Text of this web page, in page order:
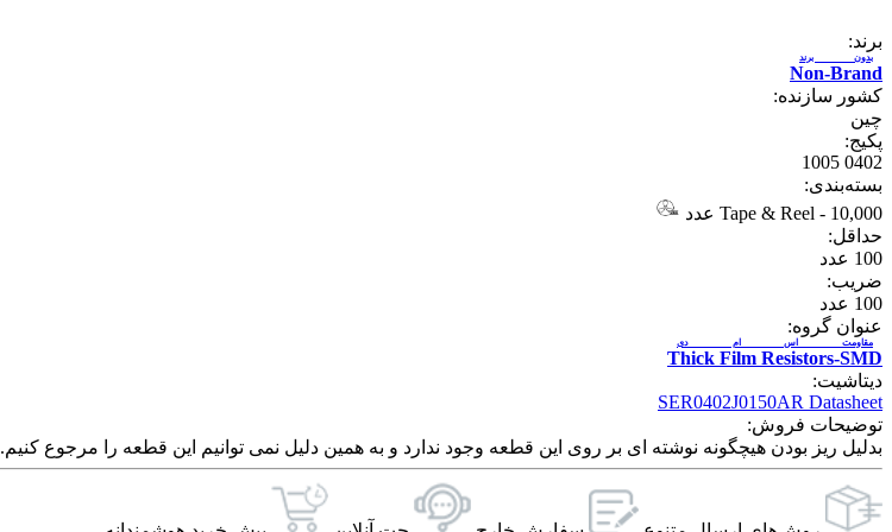
برند:
Non-Brand
بدون برند
کشور سازنده:
چین
پکیج:
0402 1005
بسته‌بندی:
Tape & Reel - 10,000 عدد
حداقل:
100 عدد
ضریب:
100 عدد
عنوان گروه:
Thick Film Resistors-SMD
مقاومت اس ام دی
دیتاشیت:
SER0402J0150AR Datasheet
توضیحات فروش:
بدلیل ریز بودن هیچگونه نوشته ای بر روی این قطعه وجود ندارد و به همین دلیل نمی توانیم این قطعه را مرجوع کنیم.